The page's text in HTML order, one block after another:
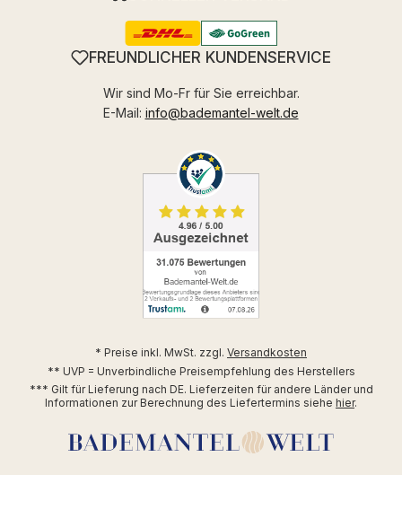
FREUNDLICHER KUNDENSERVICE
Wir sind Mo-Fr für Sie erreichbar.
E-Mail: info@bademantel-welt.de
* Preise inkl. MwSt. zzgl. Versandkosten
** UVP = Unverbindliche Preisempfehlung des Herstellers
*** Gilt für Lieferung nach DE. Lieferzeiten für andere Länder und
Informationen zur Berechnung des Liefertermins siehe hier.